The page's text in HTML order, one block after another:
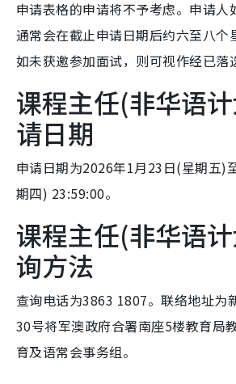
申请表格的申请将不予考虑。申请人
通常会在截止申请日期后约六至八个
如未获邀参加面试，则可视作经已落
课程主任(非华语
请日期
申请日期为2026年1月23日(星期五)
期四) 23:59:00。
课程主任(非华语
询方法
查询电话为3863 1807。联络地址为
30号将军澳政府合署南座5楼教育局
育及语常会事务组。